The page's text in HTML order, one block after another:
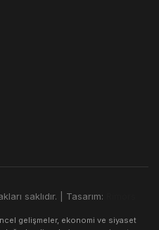
saklıdır. | Tasarım:
gelişmeler, ekonomi ve siyaset